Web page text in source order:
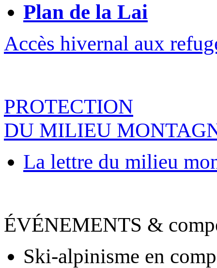
Plan de la Lai
Accès hivernal aux
PROTECTION
DU MILIEU
La lettre du milieu
ÉVÉNEMENTS &
Ski-alpinisme en